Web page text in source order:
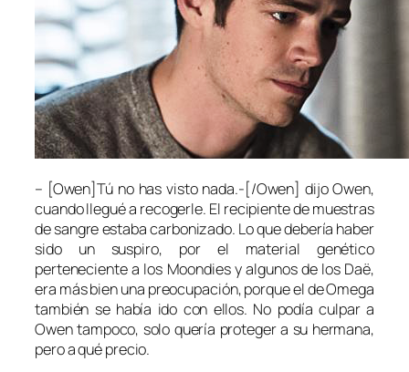
– [Owen]Tú no has visto nada.-[/Owen] dijo Owen,
cuando llegué a recogerle. El recipiente de muestras
de sangre estaba carbonizado. Lo que debería haber
sido un suspiro, por el material genético
perteneciente a los Moondies y algunos de los Daë,
era más bien una preocupación, porque el de Omega
también se había ido con ellos. No podía culpar a
Owen tampoco, solo quería proteger a su hermana,
pero a qué precio.